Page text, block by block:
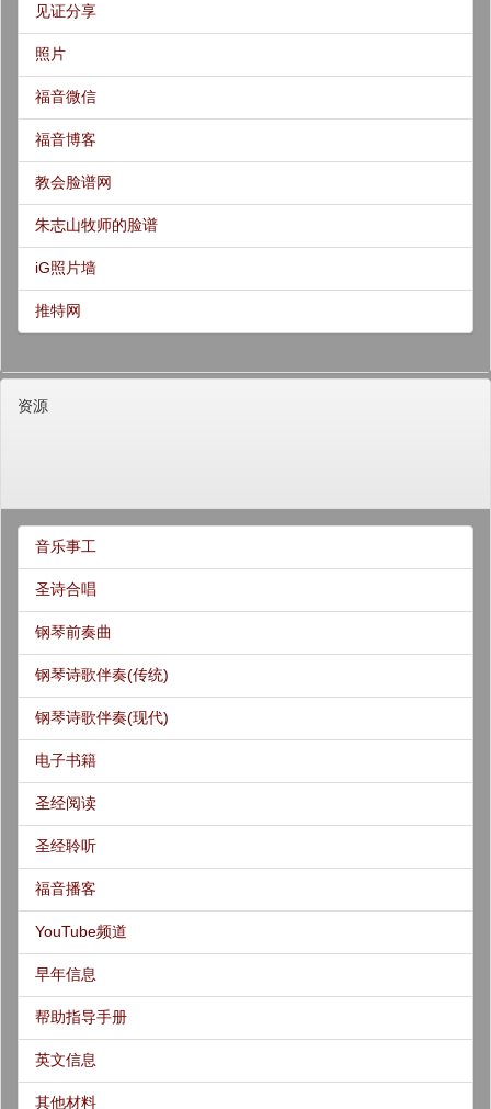
见证分享
照片
福音微信
福音博客
教会脸谱网
朱志山牧师的脸谱
iG照片墙
推特网
资源
音乐事工
圣诗合唱
钢琴前奏曲
钢琴诗歌伴奏(传统)
钢琴诗歌伴奏(现代)
电子书籍
圣经阅读
圣经聆听
福音播客
YouTube频道
早年信息
帮助指导手册
英文信息
其他材料